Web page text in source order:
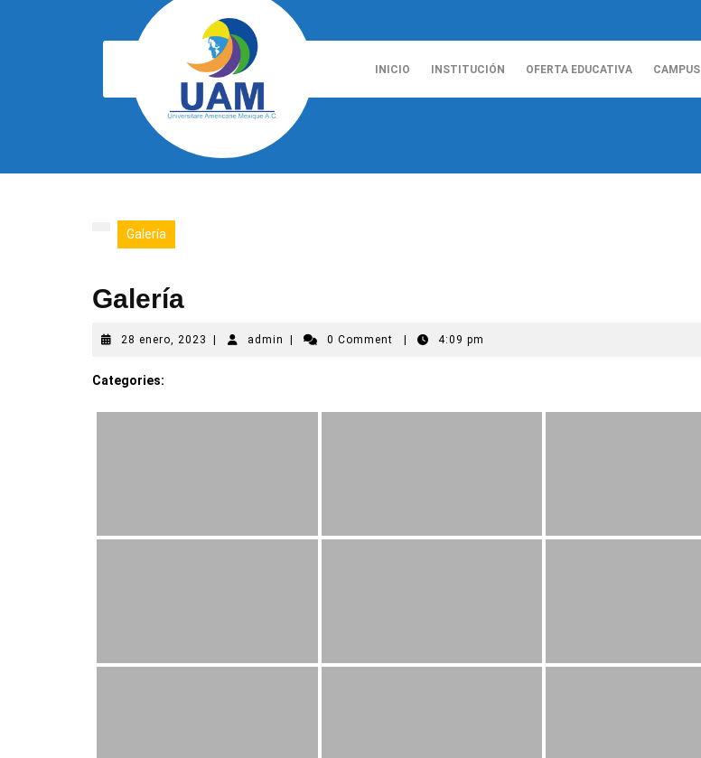
INICIO INSTITUCIÓN OFERTA EDUCATIVA CAMPUS
Galería
Galería
28 enero, 2023 28
admin admin 0 Comment 4:09 pm
Categories: